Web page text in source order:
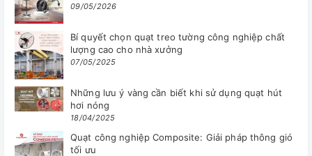
09/05/2026
Bí quyết chọn quạt treo tường công nghiệp chất
lượng cao cho nhà xưởng
07/05/2025
Những lưu ý vàng cần biết khi sử dụng quạt hút
hơi nóng
18/04/2025
Quạt công nghiệp Composite: Giải pháp thông gió
tối ưu